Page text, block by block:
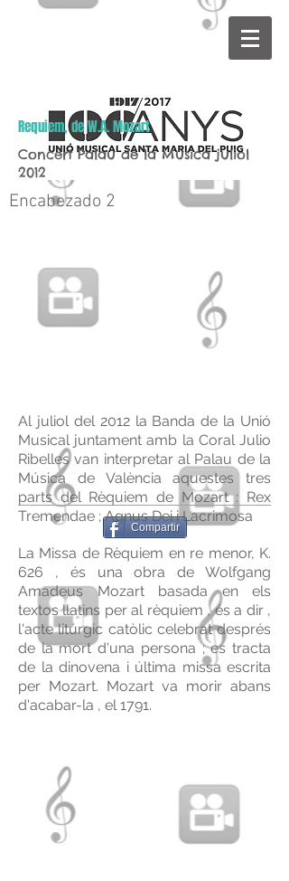
Encabezado 2
Requiem, de W.A. Mozart
Concert Palau de la Música juliol
2012
Compartir
Al juliol del 2012 la Banda de la Unió
Musical juntament amb la Coral Julio
Ribelles van interpretar al Palau de la
Música de València aquestes tres
parts del Rèquiem de Mozart : Rex
Tremendae ; Agnus Dei i Lacrimosa
La Missa de Rèquiem en re menor, K.
626 , és una obra de Wolfgang
Amadeus Mozart basada en els
textos llatins per al rèquiem , és a dir ,
l'acte litúrgic catòlic celebrat després
de la mort d'una persona ; es tracta
de la dinovena i última missa escrita
per Mozart. Mozart va morir abans
d'acabar-la , el 1791.